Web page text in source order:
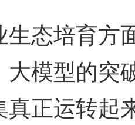
培育方
大模型的突
真正运转起